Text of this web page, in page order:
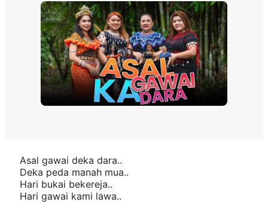
Asal gawai deka dara..
Deka peda manah mua..
Hari bukai bekereja..
Hari gawai kami lawa..